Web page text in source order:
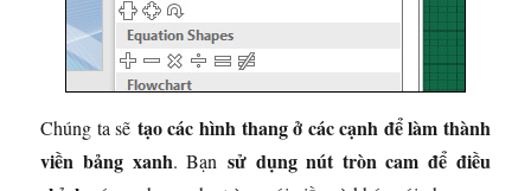
Chúng ta sẽ tạo các hình thang ở các cạnh để làm thành
viền bảng xanh. Bạn sử dụng nút tròn cam để điều